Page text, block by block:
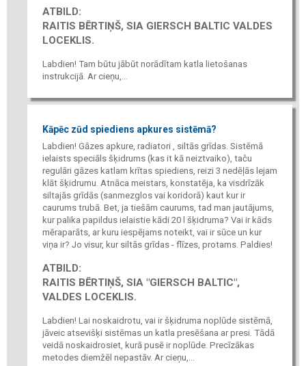
ATBILD:
RAITIS BĒRTIŅŠ, SIA GIERSCH BALTIC VALDES
LOCEKLIS.
Labdien! Tam būtu jābūt norādītam katla lietošanas
instrukcijā. Ar cieņu,...
Kāpēc zūd spiediens apkures sistēmā?
Labdien! Gāzes apkure, radiatori , siltās grīdas. Sistēmā
ielaists speciāls šķidrums (kas it kā neiztvaiko), taču
regulāri gāzes katlam krītas spiediens, reizi 3 nedēļās lejam
klāt šķidrumu. Atnāca meistars, konstatēja, ka visdrīzāk
siltajās grīdās (sanmezglos vai koridorā) kaut kur ir
caurums trubā. Bet, ja tiešām caurums, tad man jautājums,
kur palika papildus ielaistie kādi 20 l šķidruma? Vai ir kāds
mēraparāts, ar kuru iespējams noteikt, vai ir sūce un kur
viņa ir? Jo visur, kur siltās grīdas - flīzes, protams. Paldies!
ATBILD:
RAITIS BĒRTIŅŠ, SIA "GIERSCH BALTIC",
VALDES LOCEKLIS.
Labdien! Lai noskaidrotu, vai ir šķidruma noplūde sistēmā,
jāveic atsevišķi sistēmas un katla presēšana ar presi. Tādā
veidā noskaidrosiet, kurā pusē ir noplūde. Precīzākas
metodes diemžēl nepastāv. Ar cieņu,...